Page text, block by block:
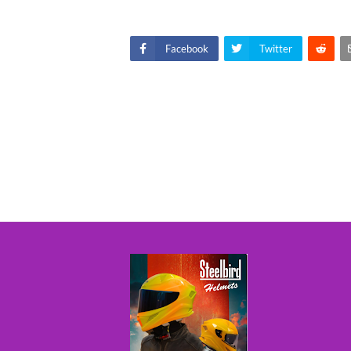
Facebook Twitter